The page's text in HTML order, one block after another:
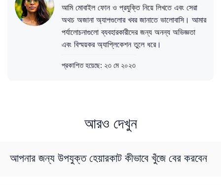
আমি মোবাইল ফোন ও প্রযুক্তি নিয়ে লিখতে এবং সেরা
অথচ অজানা অ্যাপগুলোর খবর জানাতে ভালোবাসি। আমার
পর্যালোচনাগুলো ব্যবহারকারীদের জন্য অনন্য অভিজ্ঞতা
এবং বিস্ময়কর অ্যাপ্লিকেশন তুলে ধরে।
প্রকাশিত হয়েছে: ২৩ মে ২০২৩
আরও দেখুন
আপনার জন্য উপযুক্ত হেয়ারকাট কীভাবে খুঁজে বের করবেন